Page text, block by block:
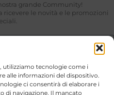
utilizziamo tecnologie come i
alle informazioni del dispositivo.
ci consentirà di elaborare i
di navigazione. Il mancato
grande Community!
ricevere le novità e le promozioni